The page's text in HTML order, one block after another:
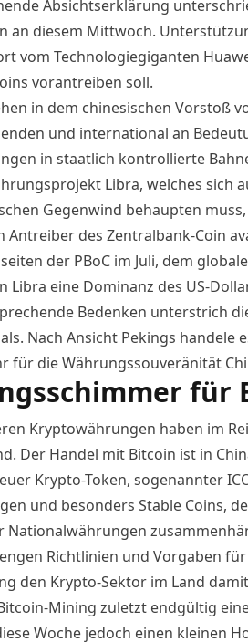
Absichtserklärung
an diesem Mittwoch.
vom Technologiegiganten
vorantreiben soll.
in dem chinesischen Vorstoß
und international an
in staatlich kontrollierte
Libra, welches sich
Gegenwind behaupten
Antreiber des Zentralbank-Coin
der PBoC im Juli, dem
Libra eine Dominanz des US-
Bedenken unterstrich
Nach Ansicht Pekings handele
für die Währungssouveränität
für
Kryptowährungen haben im
Der Handel mit Bitcoin ist in
Krypto-Token, sogenannter
und besonders Stable Coins,
Nationalwährungen
Richtlinien und Vorgaben
den Krypto-Sektor im Land
Mining zuletzt endgültig
Woche jedoch einen kleinen